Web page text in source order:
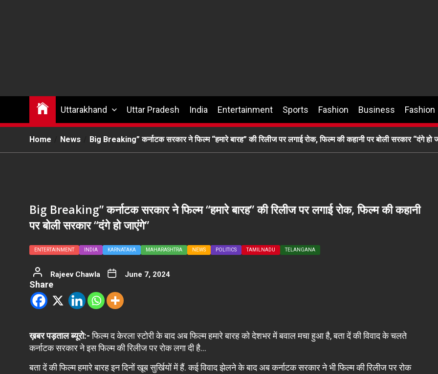
Uttarakhand Uttar Pradesh India Entertainment Sports Fashion Business Fashion
Home News Big Breaking” कर्नाटक सरकार ने फिल्म “हमारे बारह” की रिलीज पर लगाई रोक, फिल्म की कहानी पर बोली सरकार “दंगे हो
Big Breaking” कर्नाटक सरकार ने फिल्म “हमारे बारह” की रिलीज पर लगाई रोक, फिल्म की कहानी
पर बोली सरकार “दंगे हो जाएंगे”
ENTERTAINMENT INDIA KARNATAKA MAHARASHTRA NEWS POLITICS TAMILNADU TELANGANA
Rajeev Chawla June 7, 2024
Share
ख़बर पड़ताल ब्यूरो:-फिल्म द केरला स्टोरी के बाद अब फिल्म हमारे बारह को देशभर में बवाल मचा हुआ है, बता दें की विवाद के चलते
कर्नाटक सरकार ने इस फिल्म की रिलीज पर रोक लगा दी है…
बता दें की फिल्म हमारे बारह इन दिनों खूब सुर्खियों में हैं. कई विवाद झेलने के बाद अब कर्नाटक सरकार ने भी फिल्म की रिलीज पर रोक